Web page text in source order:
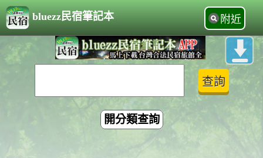
bluezz民宿筆記本 附近
開分類查詢